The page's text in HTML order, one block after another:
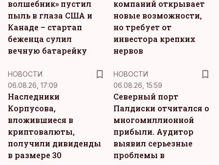
волшебник» пустил
пыль в глаза США и
Канаде – стартап
беженца сулил
вечную батарейку
компаний открывает
новые возможности,
но требует от
инвестора крепких
нервов
НОВОСТИ
06.08.26, 17:09
Наследники
Корпусова,
вложившиеся в
криптовалюты,
получили дивиденды
в размере 30
НОВОСТИ
06.08.26, 15:59
Северный порт
Палдиски отчитался о
многомиллионной
прибыли. Аудитор
выявил серьезные
проблемы в